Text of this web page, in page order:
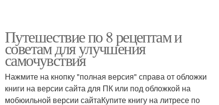
Путешествие по 8 рецептам и
советам для улучшения
самочувствия
Нажмите на кнопку "полная версия" справа от обложки
книги на версии сайта для ПК или под обложкой на
мобюильной версии сайтаКупите книгу на литресе по